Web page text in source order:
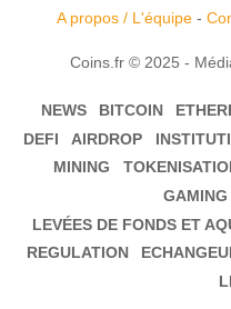
A propos / L'équipe-
Coins.fr © 2025 -
NEWS BITCOIN
DEFI
AIRDROP
MINING
GAMING
LEVÉES DE FONDS ET
REGULATION